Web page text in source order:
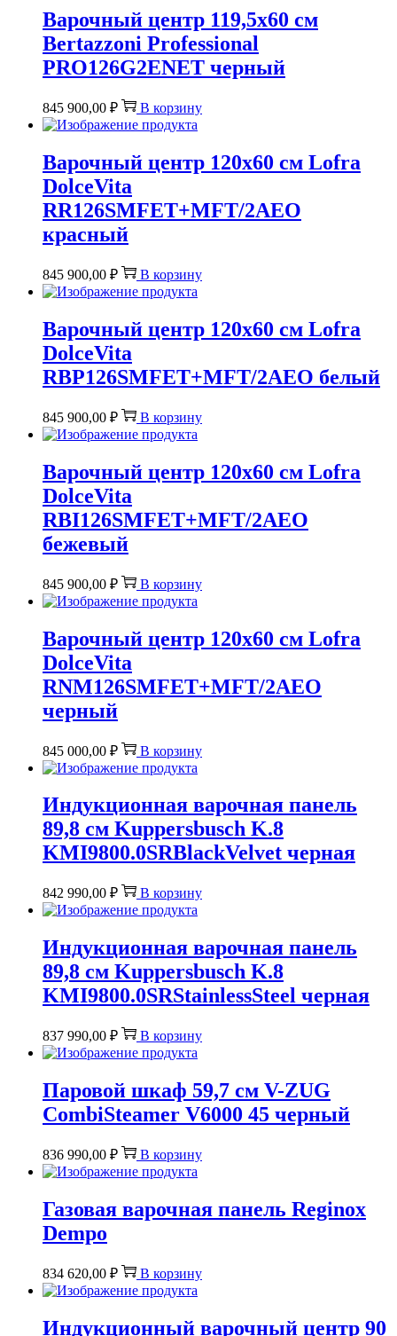
Варочный центр 119,5х60 см
Bertazzoni Professional
PRO126G2ENET черный
845 900,00 ₽ В корзину
Варочный центр 120х60 см Lofra
DolceVita
RR126SMFET+MFT/2AEO
красный
845 900,00 ₽ В корзину
Варочный центр 120х60 см Lofra
DolceVita
RBP126SMFET+MFT/2AEO белый
845 900,00 ₽ В корзину
Варочный центр 120х60 см Lofra
DolceVita
RBI126SMFET+MFT/2AEO
бежевый
845 900,00 ₽ В корзину
Варочный центр 120х60 см Lofra
DolceVita
RNM126SMFET+MFT/2AEO
черный
845 000,00 ₽ В корзину
Индукционная варочная панель
89,8 см Kuppersbusch K.8
KMI9800.0SRBlackVelvet черная
842 990,00 ₽ В корзину
Индукционная варочная панель
89,8 см Kuppersbusch K.8
KMI9800.0SRStainlessSteel черная
837 990,00 ₽ В корзину
Паровой шкаф 59,7 см V-ZUG
CombiSteamer V6000 45 черный
836 990,00 ₽ В корзину
Газовая варочная панель Reginox
Dempo
834 620,00 ₽ В корзину
Индукционный варочный центр 90